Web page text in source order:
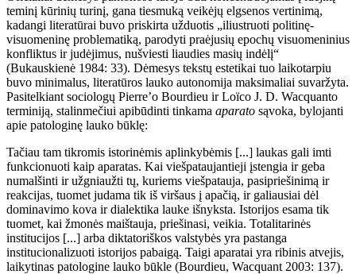
teminį kūrinių turinį, gana tiesmuką veikėjų elgsenos vertinimą,
kadangi literatūrai buvo priskirta užduotis „iliustruoti politinę-
visuomeninę problematiką, parodyti praėjusių epochų visuomeninius
konfliktus ir judėjimus, nušviesti liaudies masių indėlį“
(Bukauskienė 1984: 33). Dėmesys tekstų estetikai tuo laikotarpiu
buvo minimalus, literatūros lauko autonomija maksimaliai suvaržyta.
Pasitelkiant sociologų Pierre’o Bourdieu ir Loïco J. D. Wacquanto
terminiją, stalinmečiui apibūdinti tinkama aparato sąvoka, bylojanti
apie patologinę lauko būklę:
Tačiau tam tikromis istorinėmis aplinkybėmis [...] laukas gali imti
funkcionuoti kaip aparatas. Kai viešpataujantieji įstengia ir geba
numalšinti ir užgniaužti tų, kuriems viešpatauja, pasipriešinimą ir
reakcijas, tuomet judama tik iš viršaus į apačią, ir galiausiai dėl
dominavimo kova ir dialektika lauke išnyksta. Istorijos esama tik
tuomet, kai žmonės maištauja, priešinasi, veikia. Totalitarinės
institucijos [...] arba diktatoriškos valstybės yra pastanga
institucionalizuoti istorijos pabaigą. Taigi aparatai yra ribinis atvejis,
laikytinas patologine lauko būkle (Bourdieu, Wacquant 2003: 137).